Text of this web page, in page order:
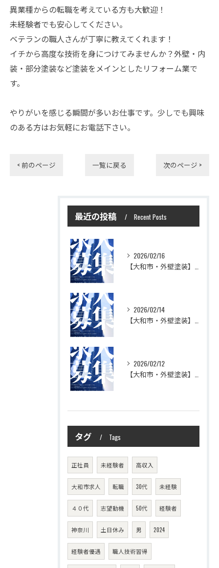
異業種からの転職を考えている方も大歓迎！
未経験者でも安心してください。
ベテランの職人さんが丁寧に教えてくれます！
イチから高度な技術を身につけてみませんか？外壁・内
装・部分塗装など塗装をメインとしたリフォーム業で
す。
やりがいを感じる瞬間が多いお仕事です。少しでも興味
のある方はお気軽にお電話下さい。
< 前のページ 一覧に戻る 次のページ >
最近の投稿 Recent Posts
2026/02/16
【大和市・外壁塗装】株式会社シモダで一緒に働いてみませんか？職人さん募集中
2026/02/14
【大和市・外壁塗装】株式会社シモダの想い
2026/02/12
【大和市・外壁塗装】株式会社シモダ 一緒に働いてくれる職人さん大募集
タグ Tags
正社員 未経験者 高収入
大和市求人 転職 30代 未経験
４０代 志望動機 50代 経験者
神奈川 土日休み 男 2024
経験者優遇 職人技術習得